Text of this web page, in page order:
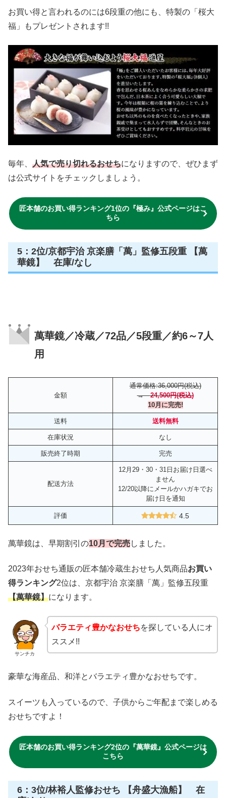
お買い得と言われるのには6段重の他にも、特製の「桜大
福」もプレゼントされます!!
毎年、 人気で売り切れるおせちになりますので、ぜひまず
は公式サイトをチェックしましょう。
匠本舗のお買い得ランキング1位の『極み』公式ページはこ
ちら
5：2位/京都宇治 京楽膳「萬」監修五段重 【萬
華鏡】 在庫/なし
萬華鏡／冷蔵／72品／5段重／約6～7人
用
金額
通常価格:36,000円(税込)
→24,500円(税込)
10月に完売!
送料 送料無料
在庫状況 なし
販売終了時期 完売
配送方法
12月29・30・31日お届け日選べ
ません
12/20以降にメールかハガキでお
届け日を通知
評価 4.5
萬華鏡は、早期割引の10月で完売しました。
2023年おせち通販の匠本舗冷蔵生おせち人気商品お買い
得ランキング2位は、京都宇治 京楽膳「萬」監修五段重
【萬華鏡】になります。
サンチカ
バラエティ豊かなおせちを探している人にオ
ススメ!!
豪華な海産品、和洋とバラエティ豊かなおせちです。
スイーツも入っているので、子供からご年配まで楽しめる
おせちですよ！
匠本舗のお買い得ランキング2位の『萬華鏡』公式ページは
こちら
6：3位/林裕人監修おせち 【舟盛大漁船】 在